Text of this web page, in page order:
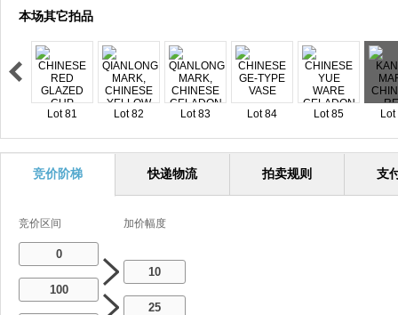
本场其它拍品
Lot 81 Lot 82 Lot 83 Lot 84 Lot 85
竞价阶梯 快递物流 拍卖规则 支
竞价区间 加价幅度
0
10
100
25